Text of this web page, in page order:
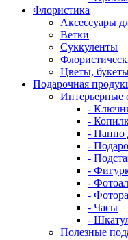
Флористика
Аксессуары
Ветки
Суккуленты
Цветы,
Подарочная
Интерьерные
-
-
- Панно
-
-
-
-
-
- Часы
-
Полезные